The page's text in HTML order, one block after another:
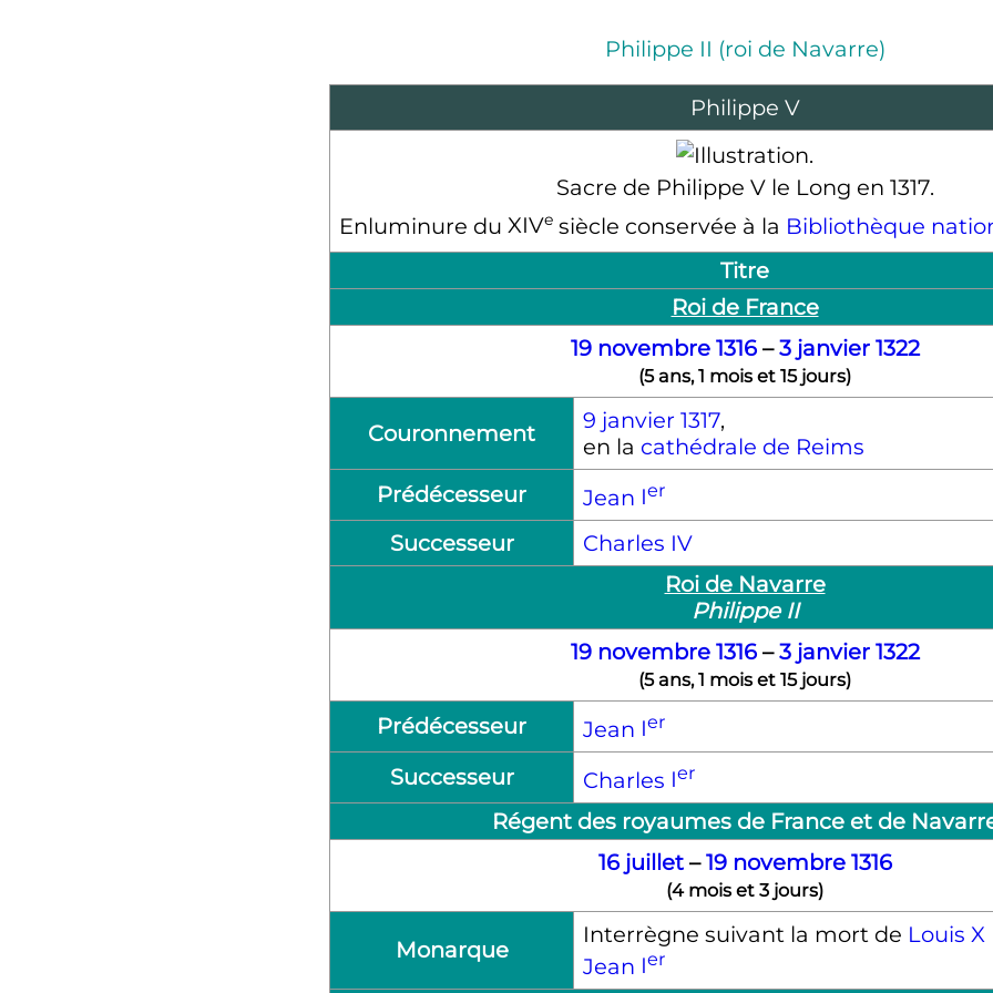
Philippe II (roi de Navarre)
Philippe V
Sacre de Philippe Vle Long en 1317.
Enluminure du XIVe siècle conservée à la Bibliothèque
Titre
Roi de France
19 novembre 1316–3 janvier 1322
(5 ans, 1 mois et 15 jours)
Couronnement 9 janvier 1317,
en la cathédrale de Reims
Prédécesseur
Jean Ier
Successeur Charles IV
Roi de Navarre
Philippe II
19 novembre 1316–3 janvier 1322
(5 ans, 1 mois et 15 jours)
Prédécesseur Jean Ier
Successeur Charles Ier
Régent des royaumes de France et de
16 juillet–19 novembre 1316
(4 mois et 3 jours)
Monarque
Interrègne suivant la mort de Louis X
Jean Ier